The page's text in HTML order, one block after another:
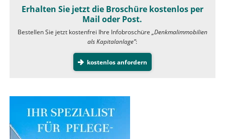
Erhalten Sie jetzt die Broschüre kostenlos per
Mail oder Post.
Bestellen Sie jetzt kostenfrei Ihre Infobroschüre „Denkmalimmobilien
als Kapitalanlage”:
kostenlos anfordern